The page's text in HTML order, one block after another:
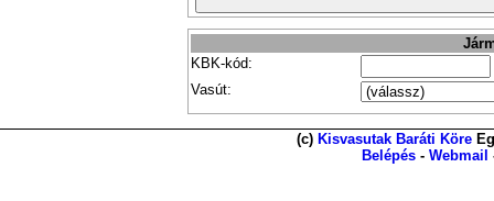
KBK-kód:
Vasút:
(c) Kisvasutak Baráti Köre
Belépés - Webmail